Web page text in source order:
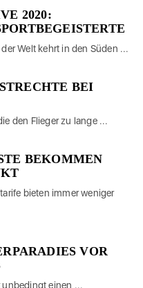
2020:
Welt kehrt in den Süden ...
BEI
den Flieger zu lange ...
BEKOMMEN
bieten immer weniger
VOR
unbedingt einen ...